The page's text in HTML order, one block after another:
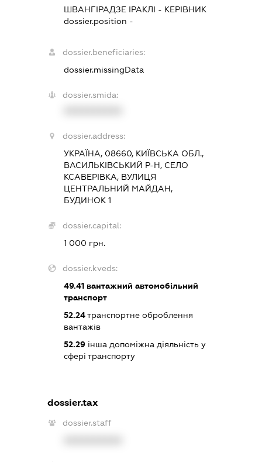
ШВАНГІРАДЗЕ ІРАКЛІ - КЕРІВНИК
dossier.position -
dossier.beneficiaries:
dossier.missingData
dossier.smida:
dossier.address:
УКРАЇНА, 08660, КИЇВСЬКА ОБЛ.,
ВАСИЛЬКІВСЬКИЙ Р-Н, СЕЛО
КСАВЕРІВКА, ВУЛИЦЯ
ЦЕНТРАЛЬНИЙ МАЙДАН,
БУДИНОК 1
dossier.capital:
1 000 грн.
dossier.kveds:
49.41вантажний автомобільний
транспорт
52.24транспортне оброблення
вантажів
52.29інша допоміжна діяльність у
сфері транспорту
dossier.tax
dossier.staff